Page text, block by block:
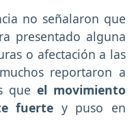
no señalaron que
presentado alguna
o afectación a las
reportaron a
que el movimiento
fuerte y puso en